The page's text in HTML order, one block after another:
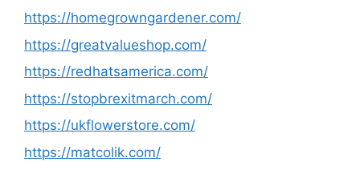
https://homegrowngardener.com/
https://greatvalueshop.com/
https://redhatsamerica.com/
https://stopbrexitmarch.com/
https://ukflowerstore.com/
https://matcolik.com/